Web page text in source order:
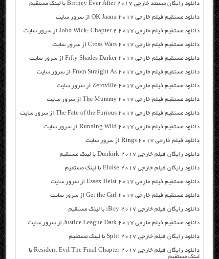
دانلود رایگان مسنتد خارجی Britney Ever After 2017 با لینک مستقیم
دانلود مستقیم فیلم خارجی OK Jaanu 2017 از سرور سایت
دانلود مستقیم فیلم خارجی John Wick: Chapter 2 2017 از سرور سایت
دانلود مستقیم فیلم خارجی Cross Wars 2017 از سرور سایت
دانلود مستقیم فیلم خارجی Fifty Shades Darker 2017 از سرور سایت
دانلود مستقیم فیلم خارجی From Straight As 2017 از سرور سایت
دانلود مستقیم فیلم خارجی Zeroville 2017 از سرور سایت
دانلود مستقیم فیلم خارجی The Mummy 2017 از سرور سایت
دانلود مستقیم فیلم خارجی The Fate of the Furious 2017 از سرور سایت
دانلود مستقیم فیلم خارجی Running Wild 2017 از سرور سایت
دانلود فیلم خارجی Rings 2017 از سرور سایت
دانلود رایگان فیلم خارجی Dunkirk 2017 با لینک مستقیم
دانلود رایگان فیلم خارجی Eloise 2017 با لینک مستقیم
دانلود مستقیم فیلم خارجی Essex Heist 2017 از سرور سایت
دانلود مستقیم فیلم خارجی Get the Girl 2017 از سرور سایت
دانلود رایگان فیلم خارجی iBoy 2017 با لینک مستقیم
دانلود مستقیم فیلم خارجی Justice League Dark 2017 از سرور سایت
دانلود رایگان فیلم خارجی Split 2017 با لینک مستقیم
دانلود رایگان فیلم خارجی Resident Evil The Final Chapter 2017 با
لینک مستقیم